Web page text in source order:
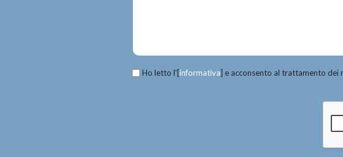
Ho letto l'[informativa] e acconsento al trattamento